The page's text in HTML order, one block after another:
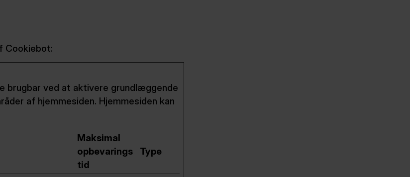
Cookiebot:
brugbar ved at aktivere grundlæggende
af hjemmesiden. Hjemmesiden kan
Maksimal
opbevarings
tid
Type